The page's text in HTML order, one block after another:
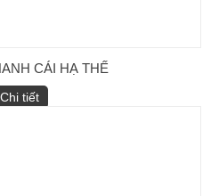
CÁI HẠ THẾ
Chi tiết